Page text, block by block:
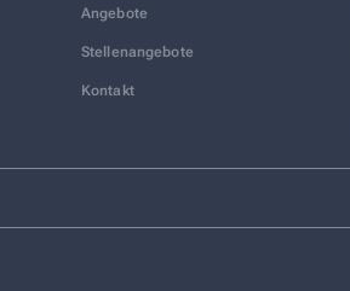
Angebote
Stellenangebote
Kontakt